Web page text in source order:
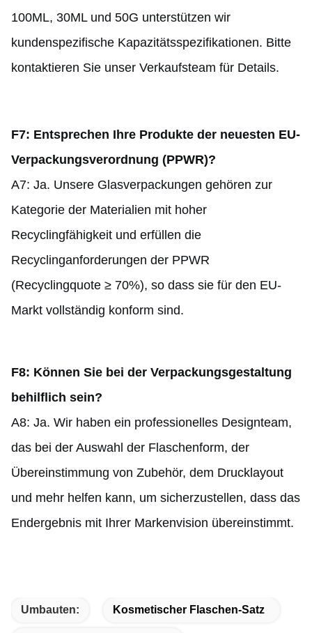
100ML, 30ML und 50G unterstützen wir
kundenspezifische Kapazitätsspezifikationen. Bitte
kontaktieren Sie unser Verkaufsteam für Details.
F7: Entsprechen Ihre Produkte der neuesten EU-
Verpackungsverordnung (PPWR)?
A7: Ja. Unsere Glasverpackungen gehören zur
Kategorie der Materialien mit hoher
Recyclingfähigkeit und erfüllen die
Recyclinganforderungen der PPWR
(Recyclingquote ≥ 70%), so dass sie für den EU-
Markt vollständig konform sind.
F8: Können Sie bei der Verpackungsgestaltung
behilflich sein?
A8: Ja. Wir haben ein professionelles Designteam,
das bei der Auswahl der Flaschenform, der
Übereinstimmung von Zubehör, dem Drucklayout
und mehr helfen kann, um sicherzustellen, dass das
Endergebnis mit Ihrer Markenvision übereinstimmt.
Umbauten: Kosmetischer Flaschen-Satz